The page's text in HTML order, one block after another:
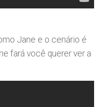
Jane e o cenário é
fará você querer ver a